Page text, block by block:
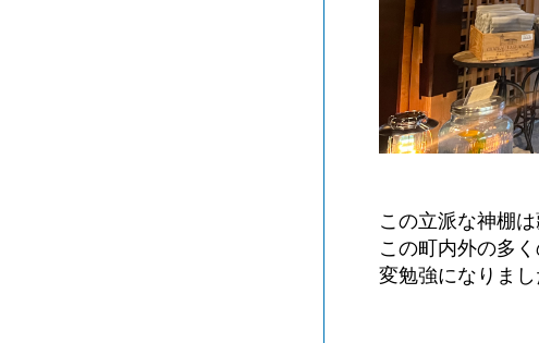
この立派な神棚
この町内外の多
変勉強になりまし